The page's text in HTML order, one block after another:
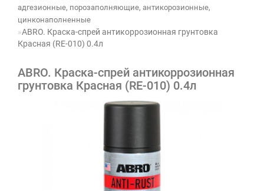
адгезионные, порозаполняющие, антикорозионные,
цинконаполненные
ABRO. Краска-спрей антикоррозионная грунтовка
Красная (RE-010) 0.4л
ABRO. Краска-спрей антикоррозионная
грунтовка Красная (RE-010) 0.4л